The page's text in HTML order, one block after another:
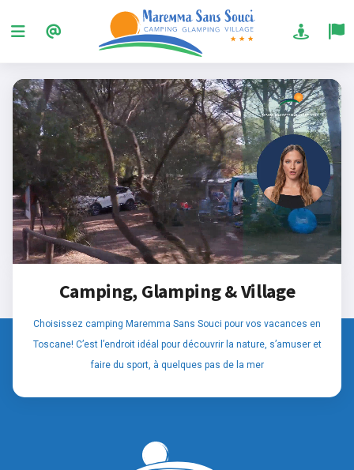
Camping, Glamping & Village
Choisissez camping Maremma Sans Souci pour vos vacances en
Toscane! C’est l’endroit idéal pour découvrir la nature, s’amuser et
faire du sport, à quelques pas de la mer